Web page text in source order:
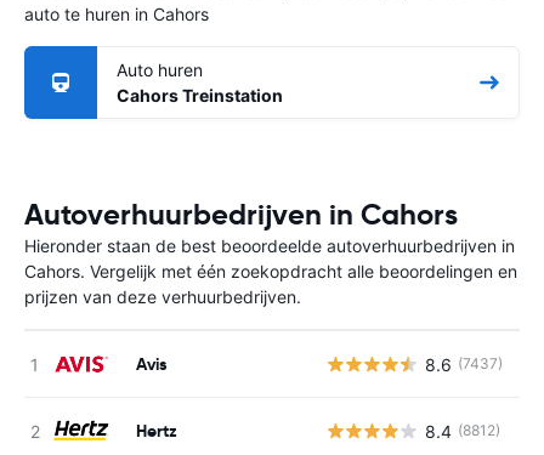
auto te huren in Cahors
Auto huren
Cahors Treinstation
Autoverhuurbedrijven in Cahors
Hieronder staan de best beoordeelde autoverhuurbedrijven in
Cahors. Vergelijk met één zoekopdracht alle beoordelingen en
prijzen van deze verhuurbedrijven.
Avis 8.6 (7437)
Hertz 8.4 (8812)